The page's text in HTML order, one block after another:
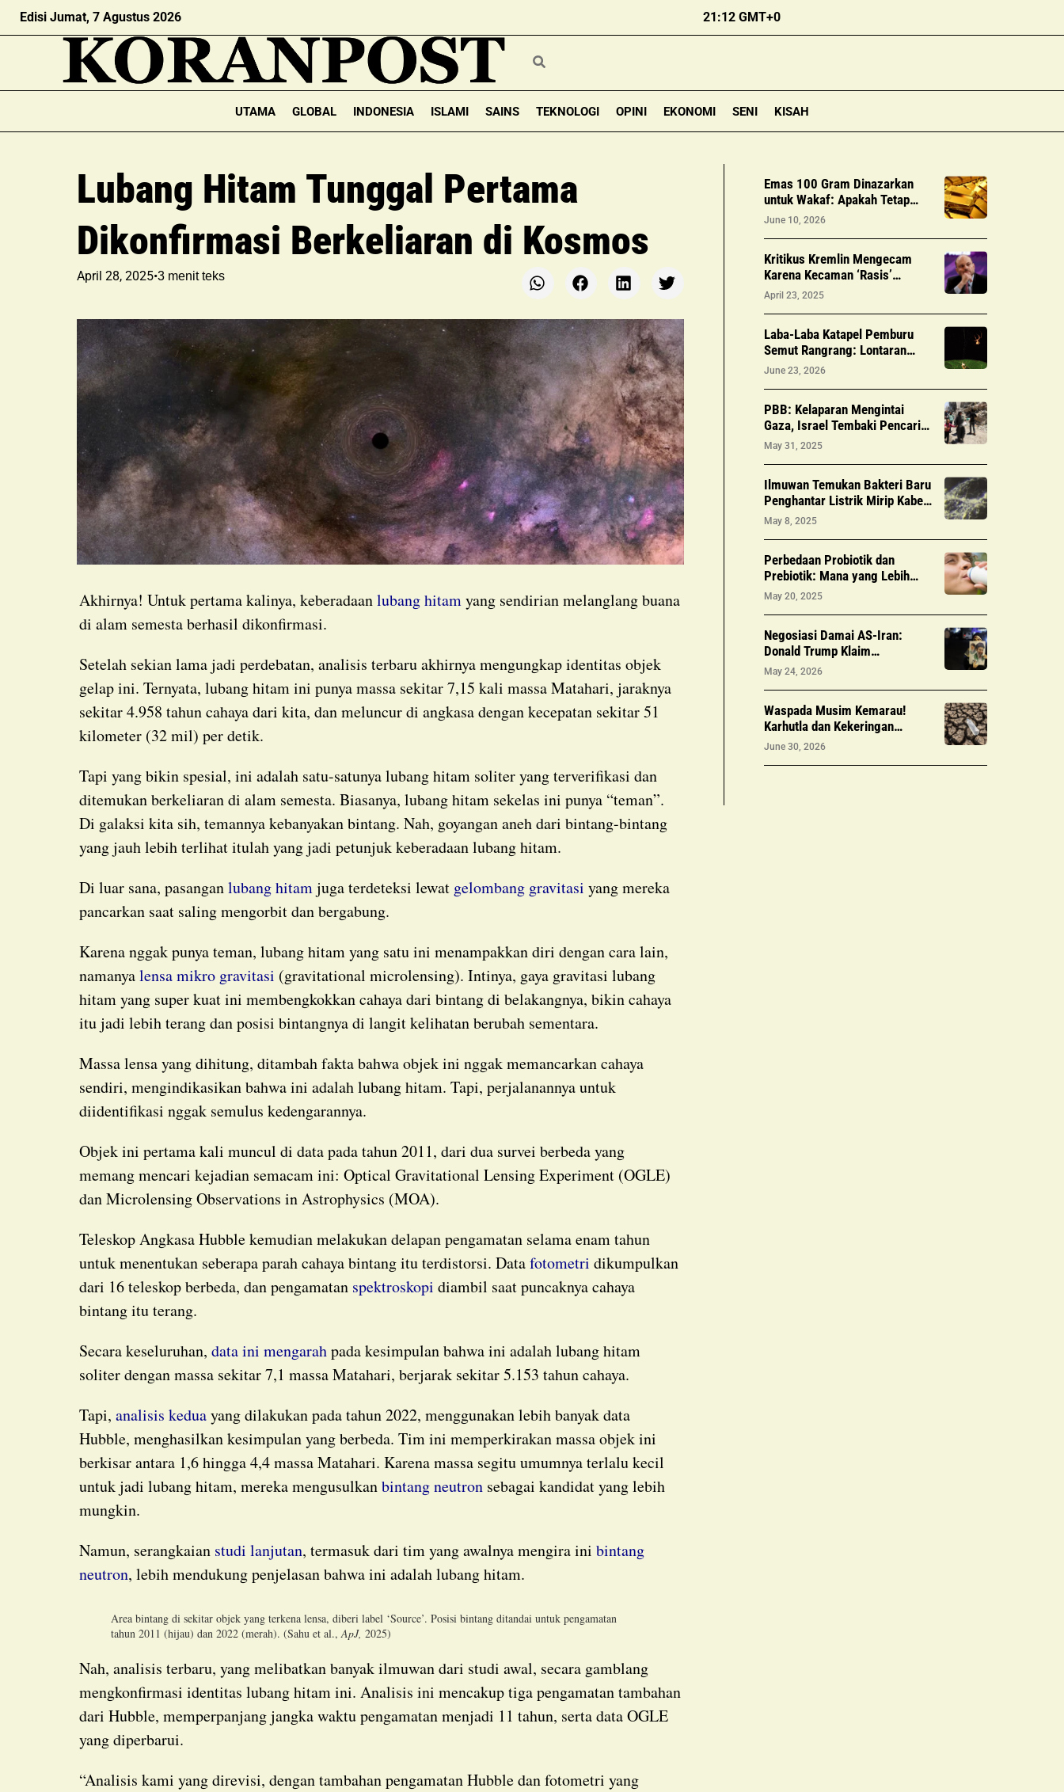
Edisi Jumat, 7 Agustus 2026 21:12 GMT+0
UTAMA GLOBAL INDONESIA ISLAMI SAINS TEKNOLOGI OPINI EKONOMI SENI KISAH
Lubang Hitam Tunggal Pertama
Dikonfirmasi Berkeliaran di Kosmos
April 28, 2025•3 menit teks
Akhirnya! Untuk pertama kalinya, keberadaanlubang hitamyang sendirian melanglang buana
di alam semesta berhasil dikonfirmasi.
Setelah sekian lama jadi perdebatan, analisis terbaru akhirnya mengungkap identitas objek
gelap ini. Ternyata, lubang hitam ini punya massa sekitar 7,15 kali massa Matahari, jaraknya
sekitar 4.958 tahun cahaya dari kita, dan meluncur di angkasa dengan kecepatan sekitar 51
kilometer (32 mil) per detik.
Tapi yang bikin spesial, ini adalah satu-satunya lubang hitam soliter yang terverifikasi dan
ditemukan berkeliaran di alam semesta. Biasanya, lubang hitam sekelas ini punya “teman”.
Di galaksi kita sih, temannya kebanyakan bintang. Nah, goyangan aneh dari bintang-bintang
yang jauh lebih terlihat itulah yang jadi petunjuk keberadaan lubang hitam.
Di luar sana, pasanganlubang hitamjuga terdeteksi lewat gelombang gravitasi yang mereka
pancarkan saat saling mengorbit dan bergabung.
Karena nggak punya teman, lubang hitam yang satu ini menampakkan diri dengan cara lain,
namanyalensa mikro gravitasi (gravitational microlensing). Intinya, gaya gravitasi lubang
hitam yang super kuat ini membengkokkan cahaya dari bintang di belakangnya, bikin cahaya
itu jadi lebih terang dan posisi bintangnya di langit kelihatan berubah sementara.
Massa lensa yang dihitung, ditambah fakta bahwa objek ini nggak memancarkan cahaya
sendiri, mengindikasikan bahwa ini adalah lubang hitam. Tapi, perjalanannya untuk
diidentifikasi nggak semulus kedengarannya.
Objek ini pertama kali muncul di data pada tahun 2011, dari dua survei berbeda yang
memang mencari kejadian semacam ini: Optical Gravitational Lensing Experiment (OGLE)
dan Microlensing Observations in Astrophysics (MOA).
Teleskop Angkasa Hubble kemudian melakukan delapan pengamatan selama enam tahun
untuk menentukan seberapa parah cahaya bintang itu terdistorsi. Datafotometri dikumpulkan
dari 16 teleskop berbeda, dan pengamatan spektroskopi diambil saat puncaknya cahaya
bintang itu terang.
Secara keseluruhan,data ini mengarahpada kesimpulan bahwa ini adalah lubang hitam
soliter dengan massa sekitar 7,1 massa Matahari, berjarak sekitar 5.153 tahun cahaya.
Tapi,analisis keduayang dilakukan pada tahun 2022, menggunakan lebih banyak data
Hubble, menghasilkan kesimpulan yang berbeda. Tim ini memperkirakan massa objek ini
berkisar antara 1,6 hingga 4,4 massa Matahari. Karena massa segitu umumnya terlalu kecil
untuk jadi lubang hitam, mereka mengusulkanbintang neutron sebagai kandidat yang lebih
mungkin.
Namun, serangkaian studi lanjutan, termasuk dari tim yang awalnya mengira inibintang
neutron, lebih mendukung penjelasan bahwa ini adalah lubang hitam.
Area bintang di sekitar objek yang terkena lensa, diberi label ‘Source’. Posisi bintang ditandai untuk pengamatan
tahun 2011 (hijau) dan 2022 (merah). (Sahu et al.,ApJ, 2025)
Nah, analisis terbaru, yang melibatkan banyak ilmuwan dari studi awal, secara gamblang
mengkonfirmasi identitas lubang hitam ini. Analisis ini mencakup tiga pengamatan tambahan
dari Hubble, memperpanjang jangka waktu pengamatan menjadi 11 tahun, serta data OGLE
yang diperbarui.
“Analisis kami yang direvisi, dengan tambahan pengamatan Hubble dan fotometri yang
Emas 100 Gram Dinazarkan
untuk Wakaf: Apakah Tetap
Wajib Zakat? Ini Hukum
June 10, 2026
Kritikus Kremlin Mengecam
Karena Kecaman ‘Rasis’
Terhadap Minoritas yang
April 23, 2025
Laba-Laba Katapel Pemburu
Semut Rangrang: Lontaran
Brutal 140 G dalam Sekejap
June 23, 2026
PBB: Kelaparan Mengintai
Gaza, Israel Tembaki Pencari
Bantuan Makanan
May 31, 2025
Ilmuwan Temukan Bakteri Baru
Penghantar Listrik Mirip Kabel:
Potensi Bio-Elektronik Masa
May 8, 2025
Perbedaan Probiotik dan
Prebiotik: Mana yang Lebih
Penting Untuk Mikrobioma
May 20, 2025
Negosiasi Damai AS-Iran:
Donald Trump Klaim
Kesepakatan Selat Hormuz
May 24, 2026
Waspada Musim Kemarau!
Karhutla dan Kekeringan
Meluas di Sejumlah Wilayah, Ini
June 30, 2026